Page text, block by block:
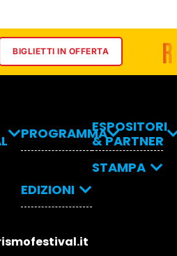
IN OFFERTA
PROGRAMMA
Programma
Relatori
EDIZIONI
2025
ESPOSITORI
& PARTNER
Espositori
STAMPA